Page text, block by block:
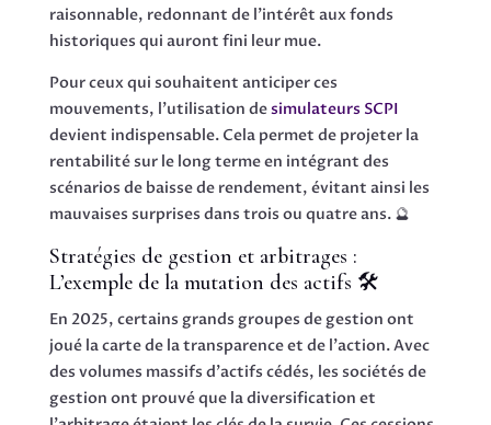
raisonnable, redonnant de l’intérêt aux fonds
historiques qui auront fini leur mue.
Pour ceux qui souhaitent anticiper ces
mouvements, l’utilisation desimulateurs SCPI
devient indispensable. Cela permet de projeter la
rentabilité sur le long terme en intégrant des
scénarios de baisse de rendement, évitant ainsi les
mauvaises surprises dans trois ou quatre ans. 🔮
Stratégies de gestion et arbitrages :
L’exemple de la mutation des actifs 🛠️
En 2025, certains grands groupes de gestion ont
joué la carte de la transparence et de l’action. Avec
des volumes massifs d’actifs cédés, les sociétés de
gestion ont prouvé que la diversification et